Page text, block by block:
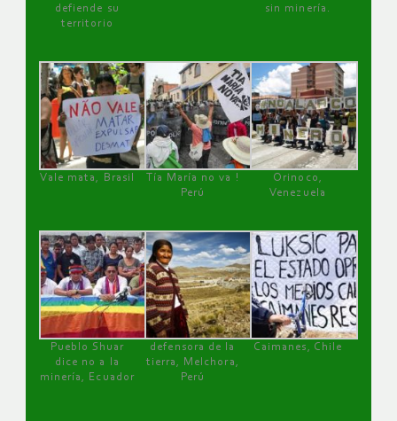
defiende su
territorio
sin minería.
Vale mata, Brasil
Tía María no va !
Perú
Orinoco,
Venezuela
Pueblo Shuar
dice no a la
minería, Ecuador
defensora de la
tierra, Melchora,
Perú
Caimanes, Chile